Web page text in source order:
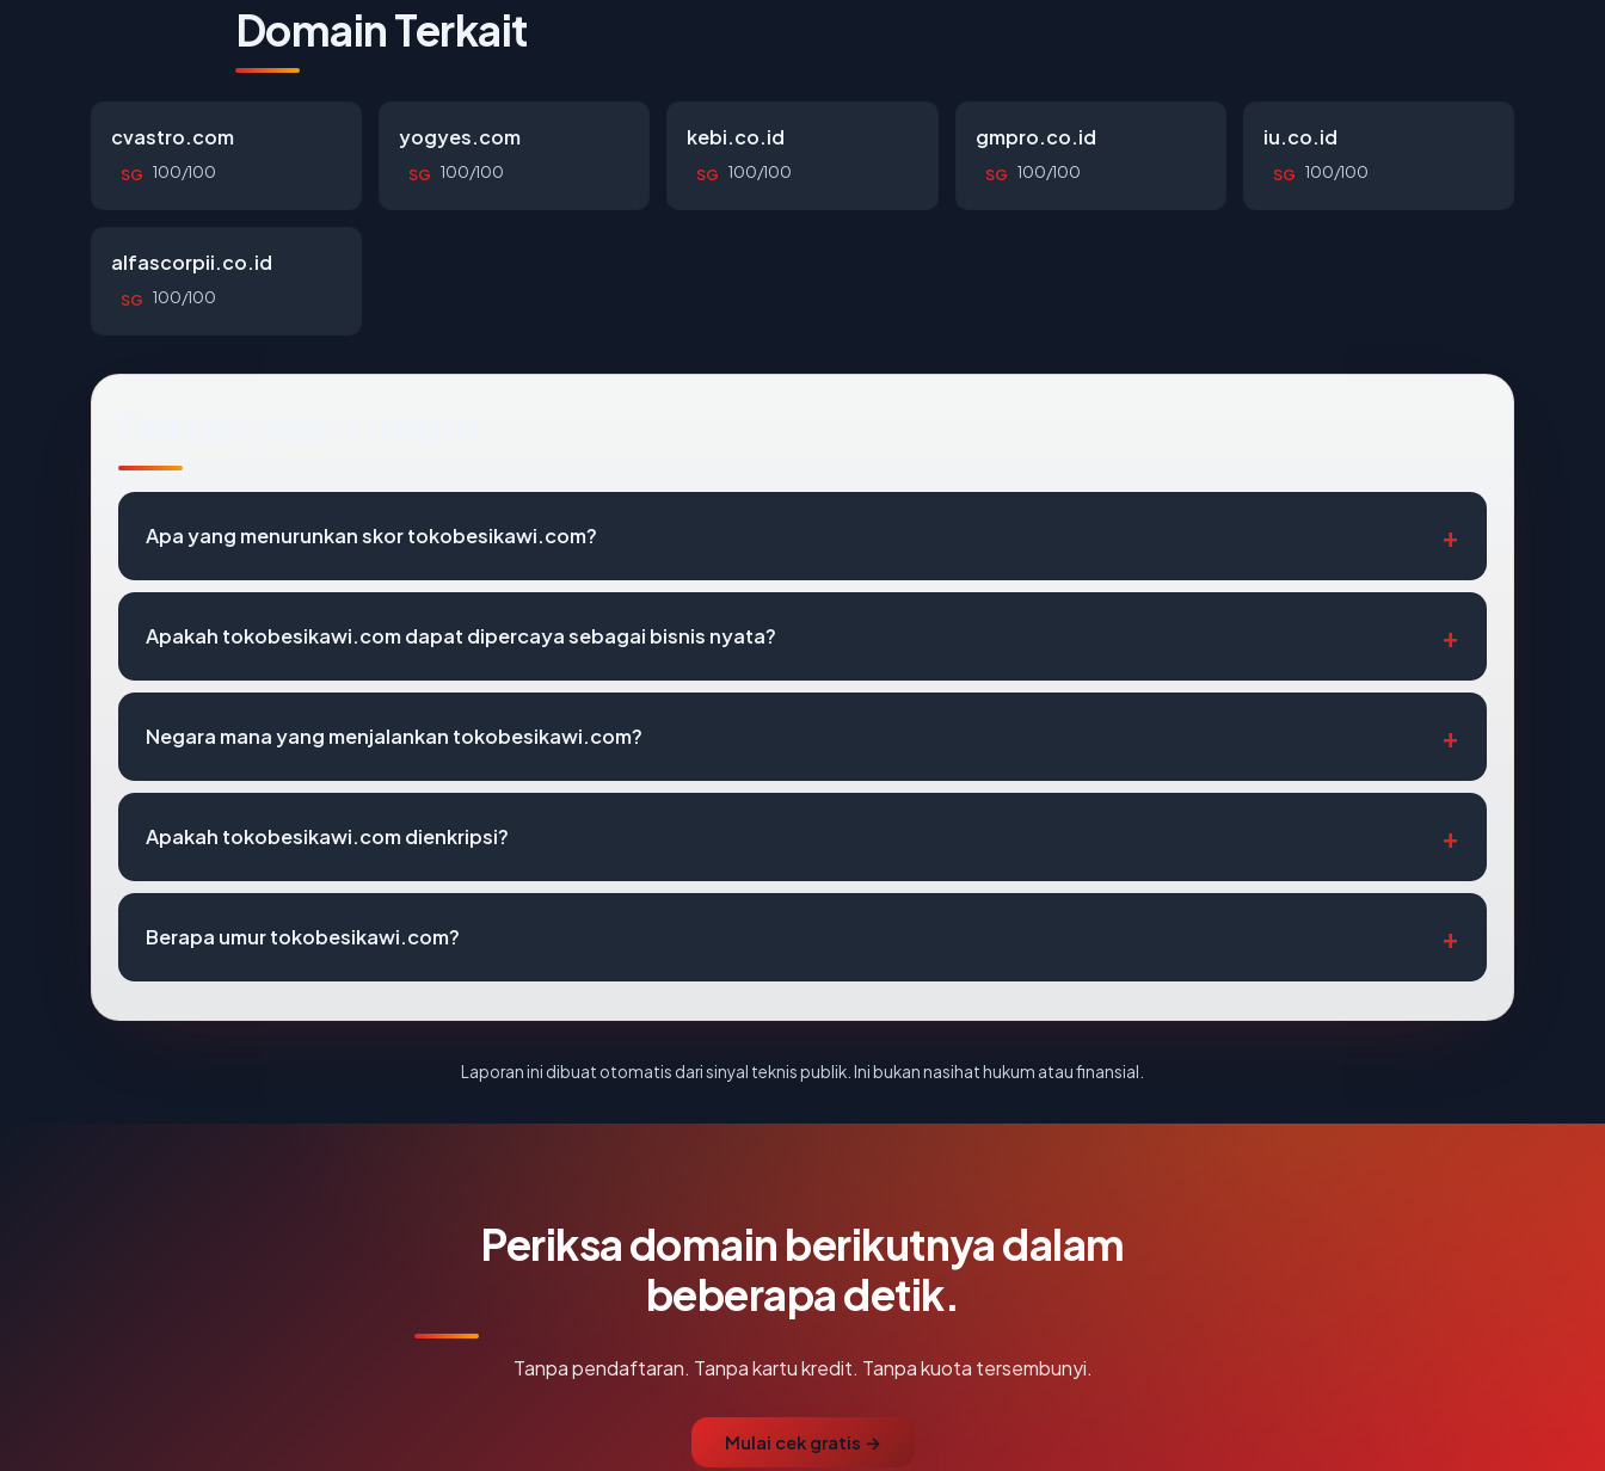
Domain Terkait
cvastro.com
SG 100/100
yogyes.com
SG 100/100
kebi.co.id
SG 100/100
gmpro.co.id
SG 100/100
iu.co.id
SG 100/100
alfascorpii.co.id
SG 100/100
Apa yang menurunkan skor tokobesikawi.com?
Apakah tokobesikawi.com dapat dipercaya sebagai bisnis nyata?
Negara mana yang menjalankan tokobesikawi.com?
Apakah tokobesikawi.com dienkripsi?
Berapa umur tokobesikawi.com?
Laporan ini dibuat otomatis dari sinyal teknis publik. Ini bukan nasihat hukum atau finansial.
Periksa domain berikutnya dalam
beberapa detik.
Tanpa pendaftaran. Tanpa kartu kredit. Tanpa kuota tersembunyi.
Mulai cek gratis →